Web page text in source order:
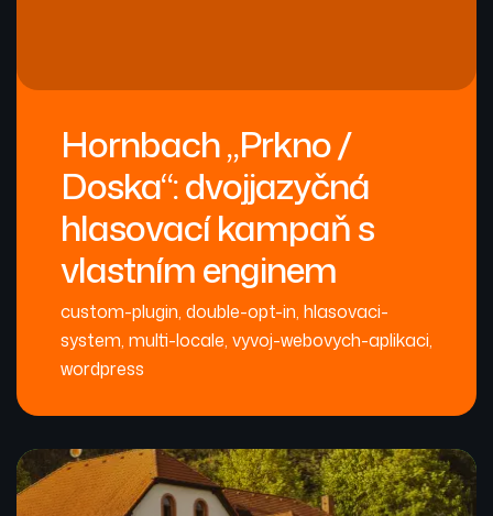
Hornbach „Prkno /
Doska“: dvojjazyčná
hlasovací kampaň s
vlastním enginem
custom-plugin, double-opt-in, hlasovaci-
system, multi-locale, vyvoj-webovych-aplikaci,
wordpress